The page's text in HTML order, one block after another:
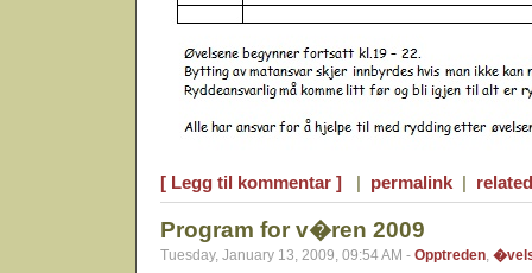
[ Legg til kommentar ] | permalink |
Program for v�ren 2009
Tuesday, January 13, 2009, 09:54 AM - Opptreden,